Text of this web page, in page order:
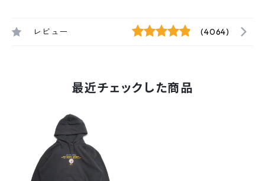
レビュー (4064)
最近チェックした商品